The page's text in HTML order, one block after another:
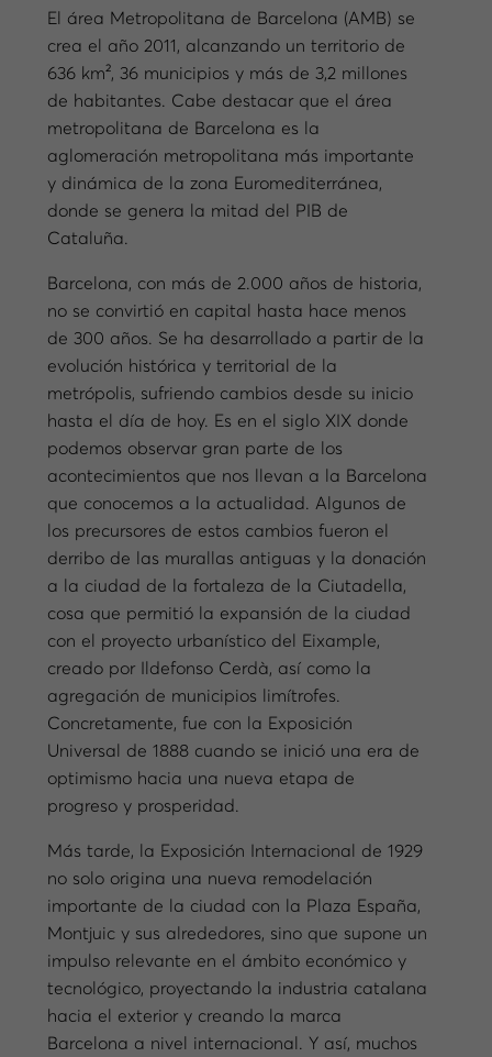
El área Metropolitana de Barcelona (AMB) se
crea el año 2011, alcanzando un territorio de
636 km², 36 municipios y más de 3,2 millones
de habitantes. Cabe destacar que el área
metropolitana de Barcelona es la
aglomeración metropolitana más importante
y dinámica de la zona Euromediterránea,
donde se genera la mitad del PIB de
Cataluña.
Barcelona, con más de 2.000 años de historia,
no se convirtió en capital hasta hace menos
de 300 años. Se ha desarrollado a partir de la
evolución histórica y territorial de la
metrópolis, sufriendo cambios desde su inicio
hasta el día de hoy. Es en el siglo XIX donde
podemos observar gran parte de los
acontecimientos que nos llevan a la Barcelona
que conocemos a la actualidad. Algunos de
los precursores de estos cambios fueron el
derribo de las murallas antiguas y la donación
a la ciudad de la fortaleza de la Ciutadella,
cosa que permitió la expansión de la ciudad
con el proyecto urbanístico del Eixample,
creado por Ildefonso Cerdà, así como la
agregación de municipios limítrofes.
Concretamente, fue con la Exposición
Universal de 1888 cuando se inició una era de
optimismo hacia una nueva etapa de
progreso y prosperidad.
Más tarde, la Exposición Internacional de 1929
no solo origina una nueva remodelación
importante de la ciudad con la Plaza España,
Montjuic y sus alrededores, sino que supone un
impulso relevante en el ámbito económico y
tecnológico, proyectando la industria catalana
hacia el exterior y creando la marca
Barcelona a nivel internacional. Y así, muchos